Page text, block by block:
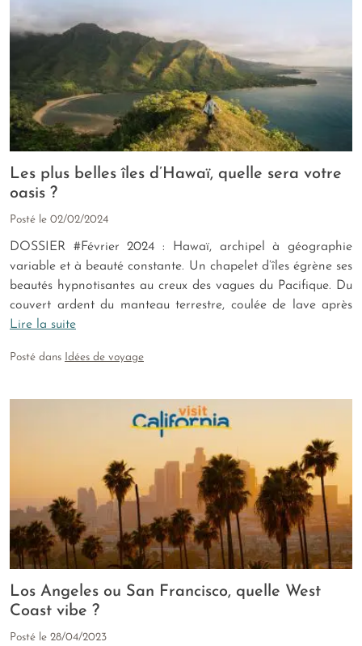
Les plus belles îles d’Hawaï, quelle sera votre
oasis ?
Posté le 02/02/2024
DOSSIER #Février 2024 : Hawaï, archipel à géographie
variable et à beauté constante. Un chapelet d’îles égrène ses
beautés hypnotisantes au creux des vagues du Pacifique. Du
couvert ardent du manteau terrestre, coulée de lave après
Lire la suite
Posté dans Idées de voyage
Los Angeles ou San Francisco, quelle West
Coast vibe ?
Posté le 28/04/2023